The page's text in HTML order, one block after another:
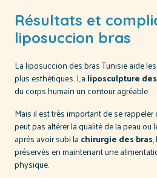
Résultats et
liposuccion bras
La liposuccion des bras Tunisie aide
plus esthétiques. La liposculpture
du corps humain un contour agréable.
Mais il est très important de se rappeler
peut pas altérer la qualité de la peau ou
après avoir subi la chirurgie des bras
préservés en maintenant une
physique.